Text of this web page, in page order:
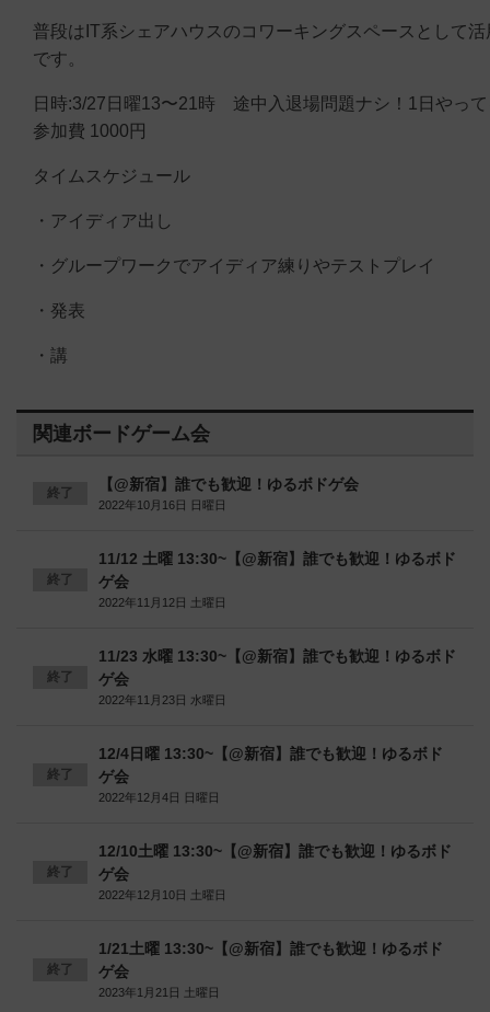
普段はIT系シェアハウスのコワーキングスペースとして
です。
日時:3/27日曜13〜21時 途中入退場問題ナシ！1日やっ
参加費 1000円
タイムスケジュール
・アイディア出し
・グループワークでアイディア練りやテストプレイ
・発表
・講
関連ボードゲーム会
終了 【@新宿】誰でも歓迎！ゆるボドゲ会
2022年10月16日 日曜日
終了
11/12 土曜 13:30~【@新宿】誰でも歓迎！ゆるボド
ゲ会
2022年11月12日 土曜日
終了
11/23 水曜 13:30~【@新宿】誰でも歓迎！ゆるボド
ゲ会
2022年11月23日 水曜日
終了
12/4日曜 13:30~【@新宿】誰でも歓迎！ゆるボド
ゲ会
2022年12月4日 日曜日
終了
12/10土曜 13:30~【@新宿】誰でも歓迎！ゆるボド
ゲ会
2022年12月10日 土曜日
終了
1/21土曜 13:30~【@新宿】誰でも歓迎！ゆるボド
ゲ会
2023年1月21日 土曜日